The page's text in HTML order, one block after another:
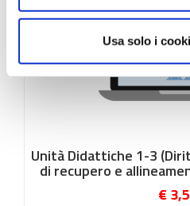
Usa solo i
Unità Didattiche 1-3
di recupero e
€